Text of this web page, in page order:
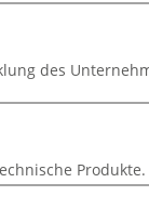
des
Produkte.